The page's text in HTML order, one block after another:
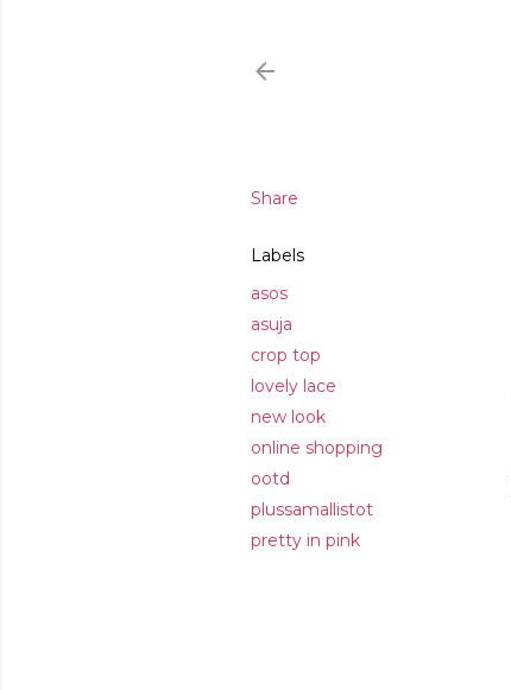
Share
Labels
asos
asuja
crop top
lovely lace
new look
online shopping
ootd
plussamallistot
pretty in pink